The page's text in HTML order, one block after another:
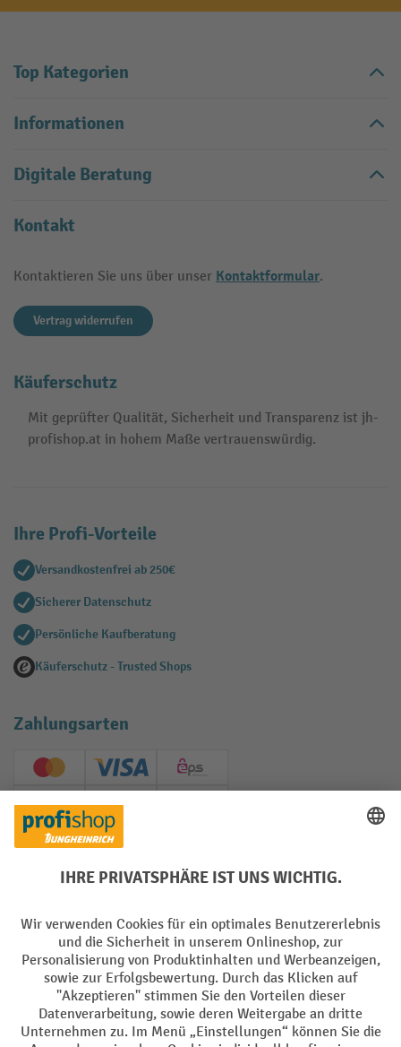
Top Kategorien
Informationen
Digitale Beratung
Kontakt
Kontaktieren Sie uns über unser Kontaktformular.
Vertrag widerrufen
Käuferschutz
Mit geprüfter Qualität, Sicherheit und Transparenz ist jh-
profishop.at in hohem Maße vertrauenswürdig.
Ihre Profi-Vorteile
Versandkostenfrei ab 250€
Sicherer Datenschutz
Persönliche Kaufberatung
Käuferschutz - Trusted Shops
Zahlungsarten
Creditcard (Master)Creditcard (Visa)
EPS
PayPal
Soziale Netzwerke
Impressum Datenschutz
Barrierefreiheit Privacy Settings